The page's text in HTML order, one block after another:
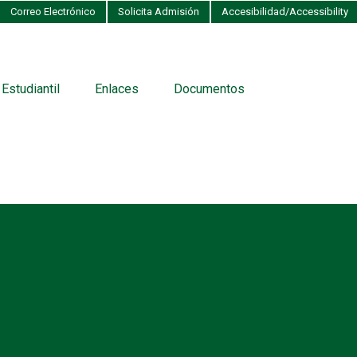
Correo Electrónico Solicita Admisión Accesibilidad/Accessibility
Enlaces Documentos